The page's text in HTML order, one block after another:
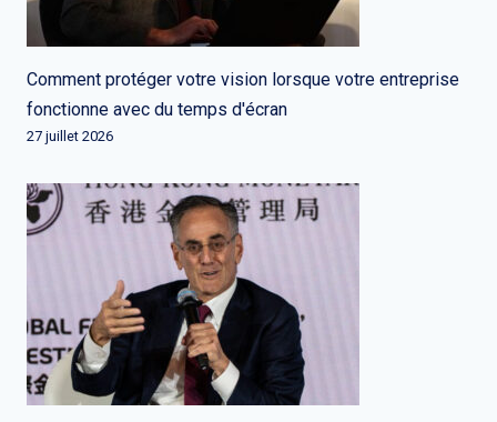
Comment protéger votre vision lorsque votre entreprise
fonctionne avec du temps d'écran
27 juillet 2026